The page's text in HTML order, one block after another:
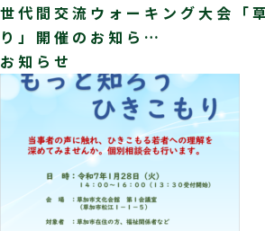
世代間交流ウォーキング大会「
り」開催のお知ら…
お知らせ